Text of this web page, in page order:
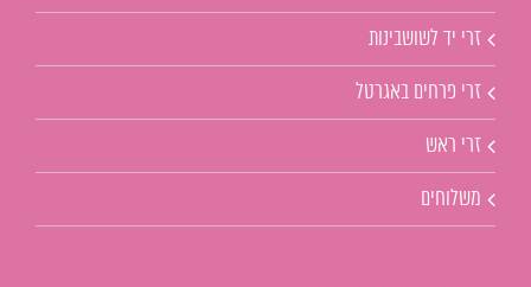
זרי יד לשושבינות
זרי פרחים באגרטל
זרי ראש
משלוחים